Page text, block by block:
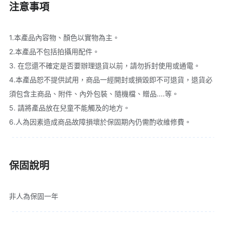
注意事項
1.本產品內容物、顏色以實物為主。
2.本產品不包括拍攝用配件。
3. 在您還不確定是否要辦理退貨以前，請勿拆封使用或通電。
4.本產品恕不提供試用，商品一經開封或損毀即不可退貨，退貨必
須包含主商品、附件、內外包裝、隨機檔、贈品....等。
5. 請將產品放在兒童不能觸及的地方。
6.人為因素造成商品故障損壞於保固期內仍需酌收維修費。
保固說明
非人為保固一年